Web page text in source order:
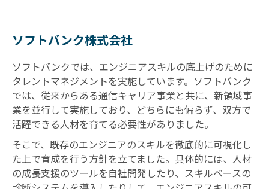
ソフトバンク株式会社
ソフトバンクでは、エンジニアスキルの底上げのために
タレントマネジメントを実施しています。ソフトバンク
では、従来からある通信キャリア事業と共に、新領域事
業を並行して実施しており、どちらにも偏らず、双方で
活躍できる人材を育てる必要性がありました。
そこで、既存のエンジニアのスキルを徹底的に可視化し
た上で育成を行う方針を立てました。具体的には、人材
の成長支援のツールを自社開発したり、スキルベースの